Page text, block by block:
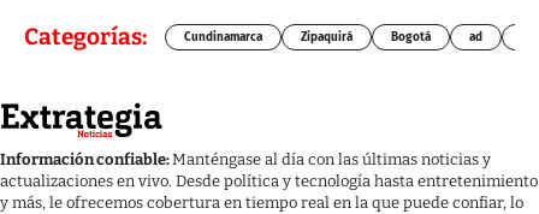
Categorías: Cundinamarca Zipaquirá Bogotá ad
Información confiable:Manténgase al día con las últimas noticias y
actualizaciones en vivo. Desde política y tecnología hasta entretenimiento
y más, le ofrecemos cobertura en tiempo real en la que puede confiar, lo